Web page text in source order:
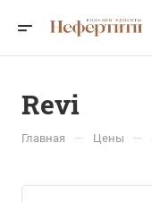
Revi
Главная — Цены —